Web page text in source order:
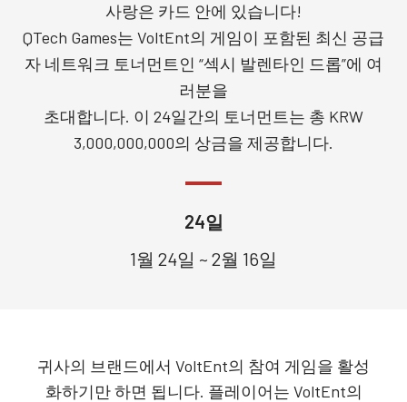
사랑은 카드 안에 있습니다!
QTech Games는 VoltEnt의 게임이 포함된 최신 공급
자 네트워크 토너먼트인 “섹시 발렌타인 드롭”에 여
러분을
초대합니다. 이 24일간의 토너먼트는 총 KRW
3,000,000,000의 상금을 제공합니다.
24일
1월 24일 ~ 2월 16일
귀사의 브랜드에서 VoltEnt의 참여 게임을 활성
화하기만 하면 됩니다. 플레이어는 VoltEnt의